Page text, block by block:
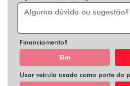
Whatsapp
Telefone